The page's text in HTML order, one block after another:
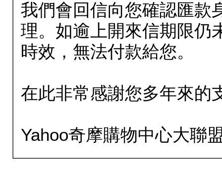
我們會回信向您確認匯款
理。如逾上開來信期限仍
時效，無法付款給您。
在此非常感謝您多年來的
Yahoo奇摩購物中心大